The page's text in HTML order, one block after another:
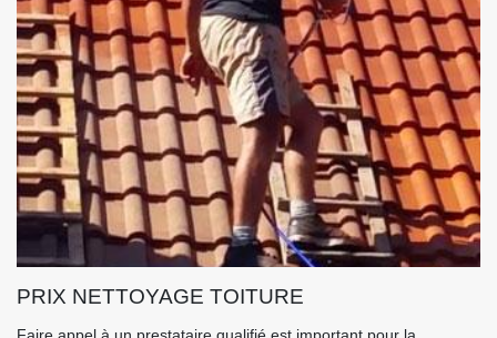
PRIX NETTOYAGE TOITURE